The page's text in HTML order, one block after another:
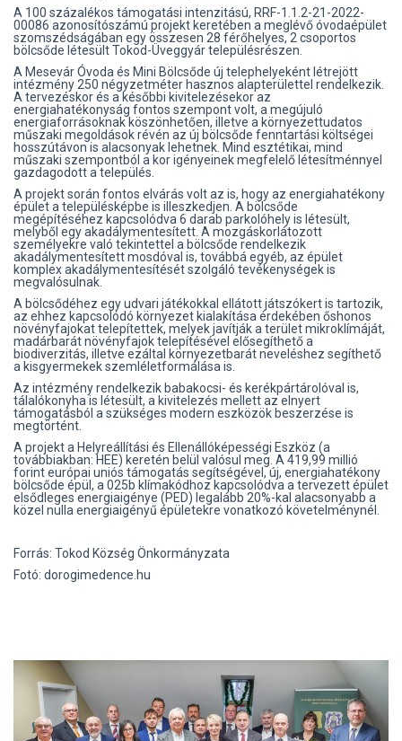
A 100 százalékos támogatási intenzitású, RRF-1.1.2-21-2022-
00086 azonosítószámú projekt keretében a meglévő óvodaépület
szomszédságában egy összesen 28 férőhelyes, 2 csoportos
bölcsőde létesült Tokod-Üveggyár településrészen.
A Mesevár Óvoda és Mini Bölcsőde új telephelyeként létrejött
intézmény 250 négyzetméter hasznos alapterülettel rendelkezik.
A tervezéskor és a későbbi kivitelezésekor az
energiahatékonyság fontos szempont volt, a megújuló
energiaforrásoknak köszönhetően, illetve a környezettudatos
műszaki megoldások révén az új bölcsőde fenntartási költségei
hosszútávon is alacsonyak lehetnek. Mind esztétikai, mind
műszaki szempontból a kor igényeinek megfelelő létesítménnyel
gazdagodott a település.
A projekt során fontos elvárás volt az is, hogy az energiahatékony
épület a településképbe is illeszkedjen. A bölcsőde
megépítéséhez kapcsolódva 6 darab parkolóhely is létesült,
melyből egy akadálymentesített. A mozgáskorlátozott
személyekre való tekintettel a bölcsőde rendelkezik
akadálymentesített mosdóval is, továbbá egyéb, az épület
komplex akadálymentesítését szolgáló tevékenységek is
megvalósulnak.
A bölcsődéhez egy udvari játékokkal ellátott játszókert is tartozik,
az ehhez kapcsolódó környezet kialakítása érdekében őshonos
növényfajokat telepítettek, melyek javítják a terület mikroklímáját,
madárbarát növényfajok telepítésével elősegíthető a
biodiverzitás, illetve ezáltal környezetbarát neveléshez segíthető
a kisgyermekek szemléletformálása is.
Az intézmény rendelkezik babakocsi- és kerékpártárolóval is,
tálalókonyha is létesült, a kivitelezés mellett az elnyert
támogatásból a szükséges modern eszközök beszerzése is
megtörtént.
A projekt a Helyreállítási és Ellenállóképességi Eszköz (a
továbbiakban: HEE) keretén belül valósul meg. A 419,99 millió
forint európai uniós támogatás segítségével, új, energiahatékony
bölcsőde épül, a 025b klímakódhoz kapcsolódva a tervezett épület
elsődleges energiaigénye (PED) legalább 20%-kal alacsonyabb a
közel nulla energiaigényű épületekre vonatkozó követelménynél.
Forrás: Tokod Község Önkormányzata
Fotó: dorogimedence.hu